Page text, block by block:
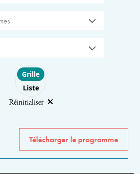
Choose layout
Grille
Liste
Réinitialiser
Télécharger le programme